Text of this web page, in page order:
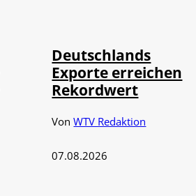
Deutschlands
Exporte erreichen
Rekordwert
VonWTV Redaktion
07.08.2026